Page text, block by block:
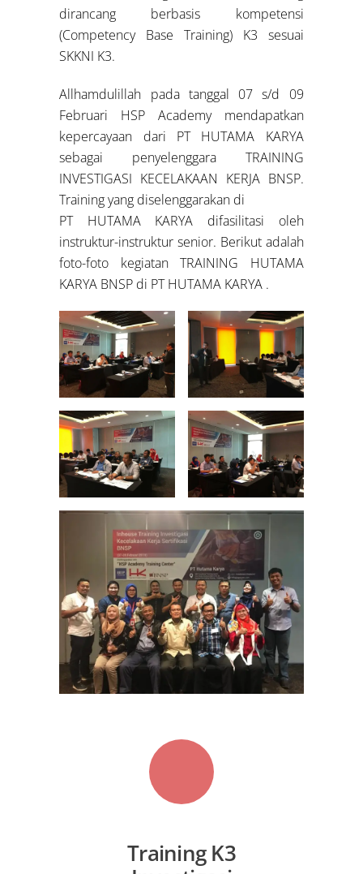
dirancang berbasis kompetensi
(Competency Base Training) K3 sesuai
SKKNI K3.
Allhamdulillah pada tanggal 07 s/d 09
Februari HSP Academy mendapatkan
kepercayaan dari PT HUTAMA KARYA
sebagai penyelenggara TRAINING
INVESTIGASI KECELAKAAN KERJA BNSP.
Training yang diselenggarakan di
PT HUTAMA KARYA difasilitasi oleh
instruktur-instruktur senior. Berikut adalah
foto-foto kegiatan TRAINING HUTAMA
KARYA BNSP di PT HUTAMA KARYA .
Training K3